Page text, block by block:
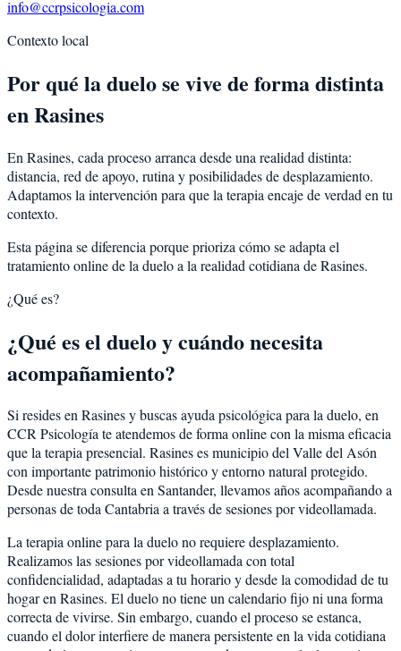
info@ccrpsicologia.com
Contexto local
Por qué la duelo se vive de forma distinta
en Rasines
En Rasines, cada proceso arranca desde una realidad distinta:
distancia, red de apoyo, rutina y posibilidades de desplazamiento.
Adaptamos la intervención para que la terapia encaje de verdad en tu
contexto.
Esta página se diferencia porque prioriza cómo se adapta el
tratamiento online de la duelo a la realidad cotidiana de Rasines.
¿Qué es?
¿Qué es el duelo y cuándo necesita
acompañamiento?
Si resides en Rasines y buscas ayuda psicológica para la duelo, en
CCR Psicología te atendemos de forma online con la misma eficacia
que la terapia presencial. Rasines es municipio del Valle del Asón
con importante patrimonio histórico y entorno natural protegido.
Desde nuestra consulta en Santander, llevamos años acompañando a
personas de toda Cantabria a través de sesiones por videollamada.
La terapia online para la duelo no requiere desplazamiento.
Realizamos las sesiones por videollamada con total
confidencialidad, adaptadas a tu horario y desde la comodidad de tu
hogar en Rasines. El duelo no tiene un calendario fijo ni una forma
correcta de vivirse. Sin embargo, cuando el proceso se estanca,
cuando el dolor interfiere de manera persistente en la vida cotidiana